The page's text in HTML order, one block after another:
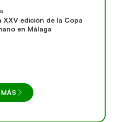
XXV edición de la Copa
en Málaga
MÁS